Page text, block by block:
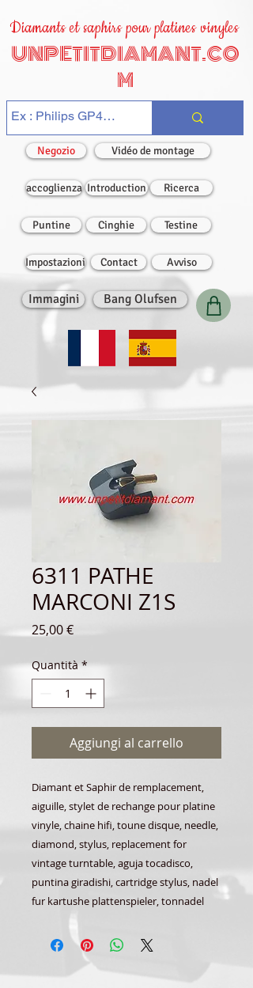
Diamants et saphirs pour platines vinyles
UNPETITDIAMANT.CO
M
Negozio Vidéo de montage
accoglienza Introduction Ricerca
Puntine Cinghie Testine
Impostazioni Contact Avviso
Immagini Bang Olufsen
6311 PATHE
MARCONI Z1S
25,00 €Prezzo
Quantità *
Aggiungi al carrello
Diamant et Saphir de remplacement,
aiguille, stylet de rechange pour platine
vinyle, chaine hifi, toune disque, needle,
diamond, stylus, replacement for
vintage turntable, aguja tocadisco,
puntina giradishi, cartridge stylus, nadel
fur kartushe plattenspieler, tonnadel